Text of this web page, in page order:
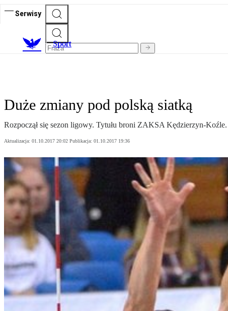
Serwisy
Sport
Duże zmiany pod polską siatką
Rozpoczął się sezon ligowy. Tytułu broni ZAKSA Kędzierzyn-Koźle.
Aktualizacja: 01.10.2017 20:02 Publikacja: 01.10.2017 19:36